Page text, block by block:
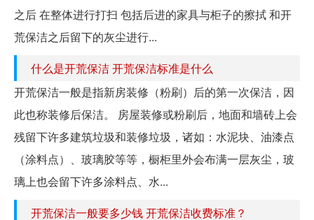
之后 在整体进行打扫 包括后进的家具与柜子的擦拭 和开
荒保洁之后留下的灰尘进行...
什么是开荒保洁 开荒保洁标准是什么
开荒保洁一般是指新房装修（粉刷）后的第一次保洁，因
此也称装修后保洁。 房屋装修或粉刷后，地面和墙砖上会
残留下许多建筑垃圾和装修垃圾，诸如：水泥块、油漆点
（涂料点）、玻璃胶等等，橱柜里外会布满一层灰尘，玻
璃上也会留下许多涂料点、水...
开荒保洁一般要多少钱 开荒保洁收费标准？